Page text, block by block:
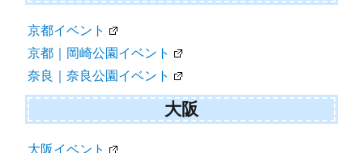
京都イベント
京都｜岡崎公園イベント
奈良｜奈良公園イベント
大阪
大阪イベント